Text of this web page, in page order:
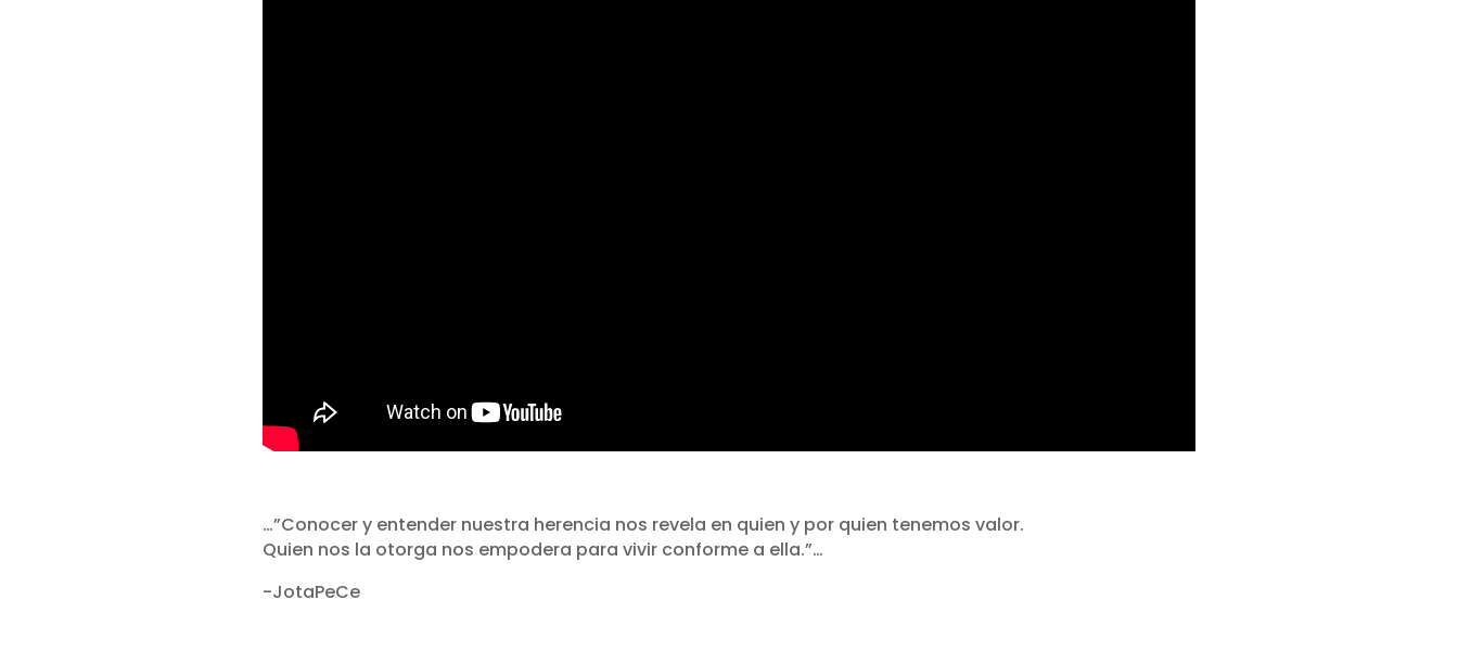
…”Conocer y entender nuestra herencia nos revela en quien y por quien tenemos valor.
Quien nos la otorga nos empodera para vivir conforme a ella.”…
-JotaPeCe